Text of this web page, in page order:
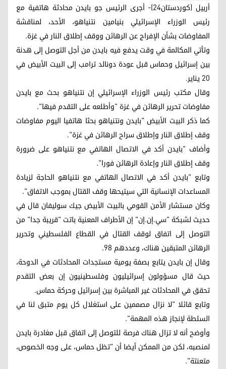
أربيل (كوردستان24)- أجرى الرئيس جو بايدن محادثة هاتفية مع
رئيس الوزراء الإسرائيلي بنيامين نتنياهو، الأحد، لمناقشة
المفاوضات بشأن الإفراج عن الرهائن ووقف إطلاق النار في غزة.
وتأتي المكالمة في وقت يدفع فيه بايدن من أجل التوصل إلى هدنة
بين إسرائيل وحماس قبل عودة دونالد ترامب إلى البيت الأبيض في
20 يناير.
وقال مكتب رئيس الوزراء الإسرائيلي إن نتنياهو بحث مع بايدن
مفاوضات تحرير الرهائن في غزة "وأطلعه على التقدم فيها".
كما ذكر البيت الأبيض "بايدن ونتنياهو بحثا هاتفيا اليوم مفاوضات
وقف إطلاق النار وإطلاق سراح الرهائن في غزة".
وأضاف "بايدن أكد في الاتصال الهاتفي مع نتنياهو على ضرورة
وقف إطلاق النار وإعادة الرهائن فورا".
وتابع "بايدن أكد في الاتصال الهاتفي مع نتنياهو الحاجة لزيادة
المساعدات الإنسانية التي سيتيحها وقف القتال بموجب الاتفاق".
وكان مستشار الأمن القومي بالبيت الأبيض جيك سوليفان قال في
حديث لشبكة "سي.إن.إن" إن الأطراف المعنية باتت "قريبة جدا" من
التوصل إلى اتفاق لوقف القتال في القطاع الفلسطيني وتحرير
الرهائن المتبقين هناك، وعددهم 98.
وقال إن بايدن يتابع بصفة يومية مستجدات المحادثات في الدوحة،
حيث قال مسؤولون إسرائيليون وفلسطينيون إن بعض التقدم
تحقق في المحادثات غير المباشرة بين إسرائيل وحركة حماس.
وتابع قائلا "لا نزال مصممين على استغلال كل يوم متبق لنا في
السلطة لإنجاز هذه المهمة".
وأوضح أنه لا تزال هناك فرصة للتوصل إلى اتفاق قبل مغادرة بايدن
لمنصبه، لكن من الممكن أيضا أن "تظل حماس، على وجه الخصوص،
متعنتة".